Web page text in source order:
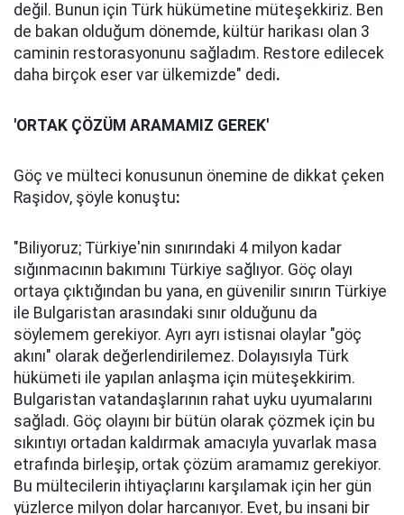
değil. Bunun için Türk hükümetine müteşekkiriz. Ben
de bakan olduğum dönemde, kültür harikası olan 3
caminin restorasyonunu sağladım. Restore edilecek
daha birçok eser var ülkemizde" dedi.
'ORTAK ÇÖZÜM ARAMAMIZ GEREK'
Göç ve mülteci konusunun önemine de dikkat çeken
Raşidov, şöyle konuştu:
"Biliyoruz; Türkiye'nin sınırındaki 4 milyon kadar
sığınmacının bakımını Türkiye sağlıyor. Göç olayı
ortaya çıktığından bu yana, en güvenilir sınırın Türkiye
ile Bulgaristan arasındaki sınır olduğunu da
söylemem gerekiyor. Ayrı ayrı istisnai olaylar "göç
akını" olarak değerlendirilemez. Dolayısıyla Türk
hükümeti ile yapılan anlaşma için müteşekkirim.
Bulgaristan vatandaşlarının rahat uyku uyumalarını
sağladı. Göç olayını bir bütün olarak çözmek için bu
sıkıntıyı ortadan kaldırmak amacıyla yuvarlak masa
etrafında birleşip, ortak çözüm aramamız gerekiyor.
Bu mültecilerin ihtiyaçlarını karşılamak için her gün
yüzlerce milyon dolar harcanıyor. Evet, bu insani bir